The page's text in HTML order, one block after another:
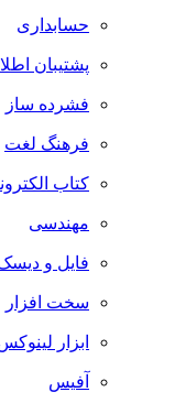
حسابداری
پشتیبان اطلاعات
فشرده ساز
فرهنگ لغت
کتاب الکترونیک
مهندسی
فایل و دیسک
سخت افزار
ابزار لینوکس
آفیس